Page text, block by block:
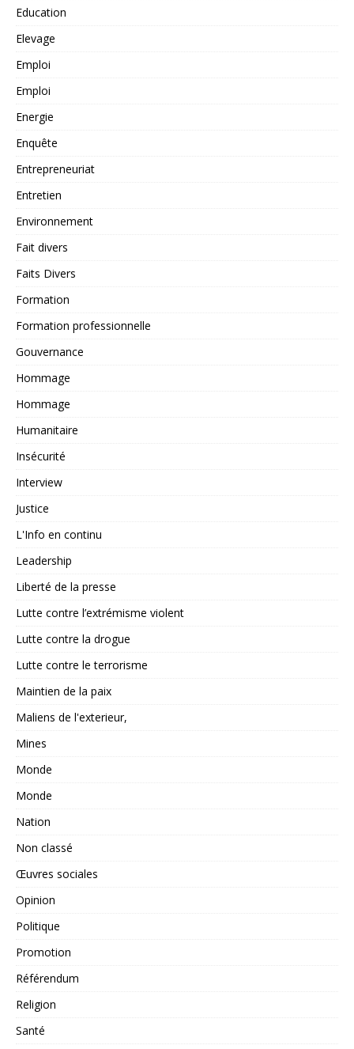
Education
Elevage
Emploi
Emploi
Energie
Enquête
Entrepreneuriat
Entretien
Environnement
Fait divers
Faits Divers
Formation
Formation professionnelle
Gouvernance
Hommage
Hommage
Humanitaire
Insécurité
Interview
Justice
L'Info en continu
Leadership
Liberté de la presse
Lutte contre l’extrémisme violent
Lutte contre la drogue
Lutte contre le terrorisme
Maintien de la paix
Maliens de l'exterieur,
Mines
Monde
Monde
Nation
Non classé
Œuvres sociales
Opinion
Politique
Promotion
Référendum
Religion
Santé